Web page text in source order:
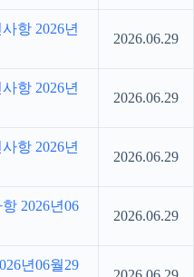
항 2026년
2026.06.29
항 2026년
2026.06.29
항 2026년
2026.06.29
2026년06
2026.06.29
년06월29